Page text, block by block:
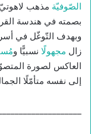
الصّوفيّة مذهب لاهوتيّ
بصمته في هندسة
وبهدف التّوغّل في
زال مجهولًا نسبيًّا و
العاكس لصورة
إلى نفسه متأمّلًا